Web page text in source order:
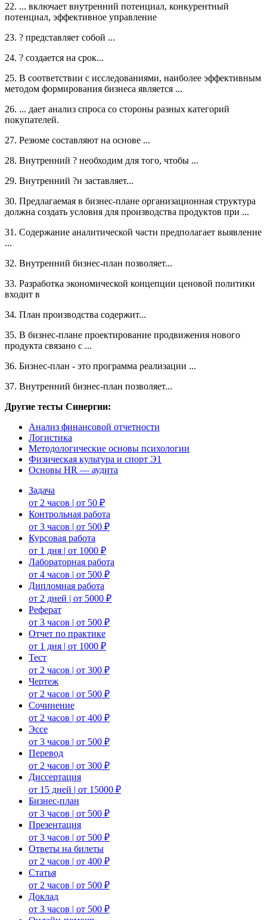
22. ... включает внутренний потенциал, конкурентный
потенциал, эффективное управление
23. ? представляет собой ...
24. ? создается на срок...
25. В соответствии с исследованиями, наиболее эффективным
методом формирования бизнеса является ...
26. ... дает анализ спроса со стороны разных категорий
покупателей.
27. Резюме составляют на основе ...
28. Внутренний ? необходим для того, чтобы ...
29. Внутренний ?н заставляет...
30. Предлагаемая в бизнес-плане организационная структура
должна создать условия для производства продуктов при ...
31. Содержание аналитической части предполагает выявление
...
32. Внутренний бизнес-план позволяет...
33. Разработка экономической концепции ценовой политики
входит в
34. План производства содержит...
35. В бизнес-плане проектирование продвижения нового
продукта связано с ...
36. Бизнес-план - это программа реализации ...
37. Внутренний бизнес-план позволяет...
Другие тесты Синергии:
Анализ финансовой отчетности
Логистика
Методологические основы психологии
Физическая культура и спорт Э1
Основы HR — аудита
Задача
от 2 часов | от 50 ₽
Контрольная работа
от 3 часов | от 500 ₽
Курсовая работа
от 1 дня | от 1000 ₽
Лабораторная работа
от 4 часов | от 500 ₽
Дипломная работа
от 2 дней | от 5000 ₽
Реферат
от 3 часов | от 500 ₽
Отчет по практике
от 1 дня | от 1000 ₽
Тест
от 2 часов | от 300 ₽
Чертеж
от 2 часов | от 500 ₽
Сочинение
от 2 часов | от 400 ₽
Эссе
от 3 часов | от 500 ₽
Перевод
от 2 часов | от 300 ₽
Диссертация
от 15 дней | от 15000 ₽
Бизнес-план
от 3 часов | от 500 ₽
Презентация
от 3 часов | от 500 ₽
Ответы на билеты
от 2 часов | от 400 ₽
Статья
от 2 часов | от 500 ₽
Доклад
от 3 часов | от 500 ₽